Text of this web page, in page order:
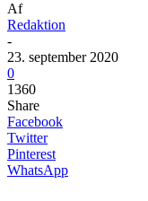
Af
Redaktion
-
23. september 2020
0
1360
Share
Facebook
Twitter
Pinterest
WhatsApp